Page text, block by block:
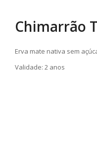
Chimarrão
Erva mate nativa sem
Validade: 2 anos